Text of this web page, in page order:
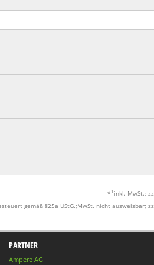
* 1 inkl. MwSt.;
gemäß §25a UStG.;MwSt. nicht ausweisbar;
PARTNER
Ampere AG